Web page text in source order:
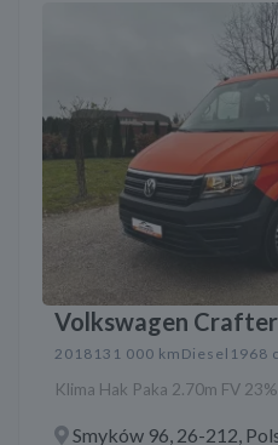
Volkswagen
2018 131 000 km Diesel 1968
Klima Hak Paka 2.70m FV 23%
Smyków 96, 26-212,